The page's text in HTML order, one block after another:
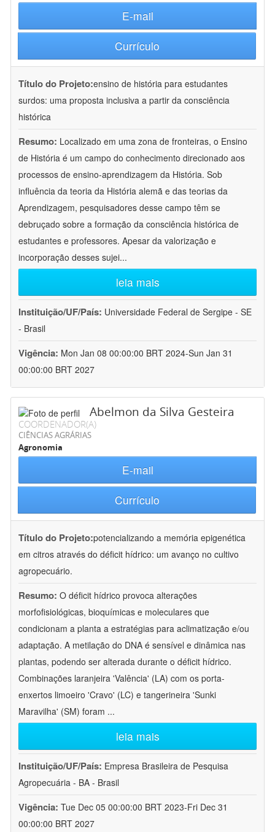
E-mail
Currículo
Título do Projeto:ensino de história para estudantes
surdos: uma proposta inclusiva a partir da consciência
histórica
Resumo: Localizado em uma zona de fronteiras, o Ensino
de História é um campo do conhecimento direcionado aos
processos de ensino-aprendizagem da História. Sob
influência da teoria da História alemã e das teorias da
Aprendizagem, pesquisadores desse campo têm se
debruçado sobre a formação da consciência histórica de
estudantes e professores. Apesar da valorização e
incorporação desses sujei...
leia mais
Instituição/UF/País: Universidade Federal de Sergipe - SE
- Brasil
Vigência: Mon Jan 08 00:00:00 BRT 2024-Sun Jan 31
00:00:00 BRT 2027
Abelmon da Silva Gesteira
COORDENADOR(A)
CIÊNCIAS AGRÁRIAS
Agronomia
E-mail
Currículo
Título do Projeto:potencializando a memória epigenética
em citros através do déficit hídrico: um avanço no cultivo
agropecuário.
Resumo: O déficit hídrico provoca alterações
morfofisiológicas, bioquímicas e moleculares que
condicionam a planta a estratégias para aclimatização e/ou
adaptação. A metilação do DNA é sensível e dinâmica nas
plantas, podendo ser alterada durante o déficit hídrico.
Combinações laranjeira 'Valência' (LA) com os porta-
enxertos limoeiro 'Cravo' (LC) e tangerineira 'Sunki
Maravilha' (SM) foram ...
leia mais
Instituição/UF/País: Empresa Brasileira de Pesquisa
Agropecuária - BA - Brasil
Vigência: Tue Dec 05 00:00:00 BRT 2023-Fri Dec 31
00:00:00 BRT 2027